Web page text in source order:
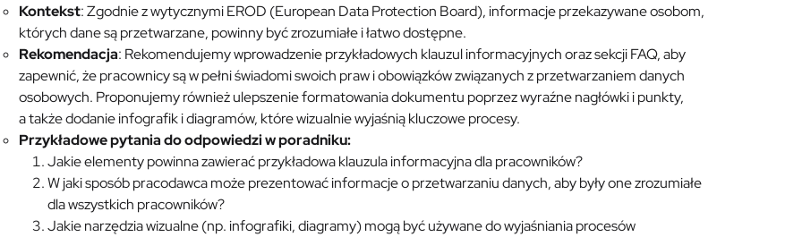
Kontekst: Zgodnie z wytycznymi EROD (European Data Protection Board), informacje przekazywane osobom,
których dane są przetwarzane, powinny być zrozumiałe i łatwo dostępne.
Rekomendacja: Rekomendujemy wprowadzenie przykładowych klauzul informacyjnych oraz sekcji FAQ, aby
zapewnić, że pracownicy są w pełni świadomi swoich praw i obowiązków związanych z przetwarzaniem danych
osobowych. Proponujemy również ulepszenie formatowania dokumentu poprzez wyraźne nagłówki i punkty,
a także dodanie infografik i diagramów, które wizualnie wyjaśnią kluczowe procesy.
Przykładowe pytania do odpowiedzi w poradniku:
Jakie elementy powinna zawierać przykładowa klauzula informacyjna dla pracowników?
W jaki sposób pracodawca może prezentować informacje o przetwarzaniu danych, aby były one zrozumiałe
dla wszystkich pracowników?
Jakie narzędzia wizualne (np. infografiki, diagramy) mogą być używane do wyjaśniania procesów